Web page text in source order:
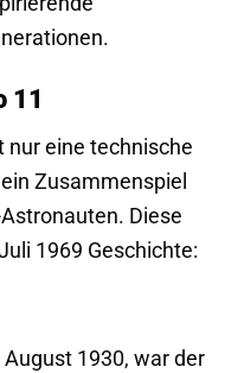
11
nur eine technische
Zusammenspiel
Diese
1969 Geschichte:
1930, war der